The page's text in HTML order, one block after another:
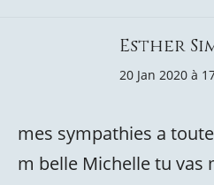
Esther
20 Jan 2020 à
mes sympathies a
m belle Michelle tu vas